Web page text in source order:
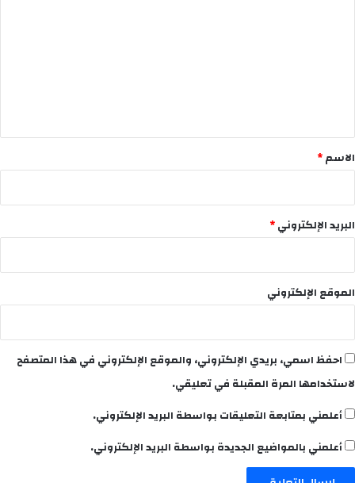
*
الاسم*
البريد الإلكتروني*
الموقع الإلكتروني
احفظ اسمي، بريدي الإلكتروني، والموقع الإلكتروني في هذا المتصفح
لاستخدامها المرة المقبلة في تعليقي.
أعلمني بمتابعة التعليقات بواسطة البريد الإلكتروني.
أعلمني بالمواضيع الجديدة بواسطة البريد الإلكتروني.